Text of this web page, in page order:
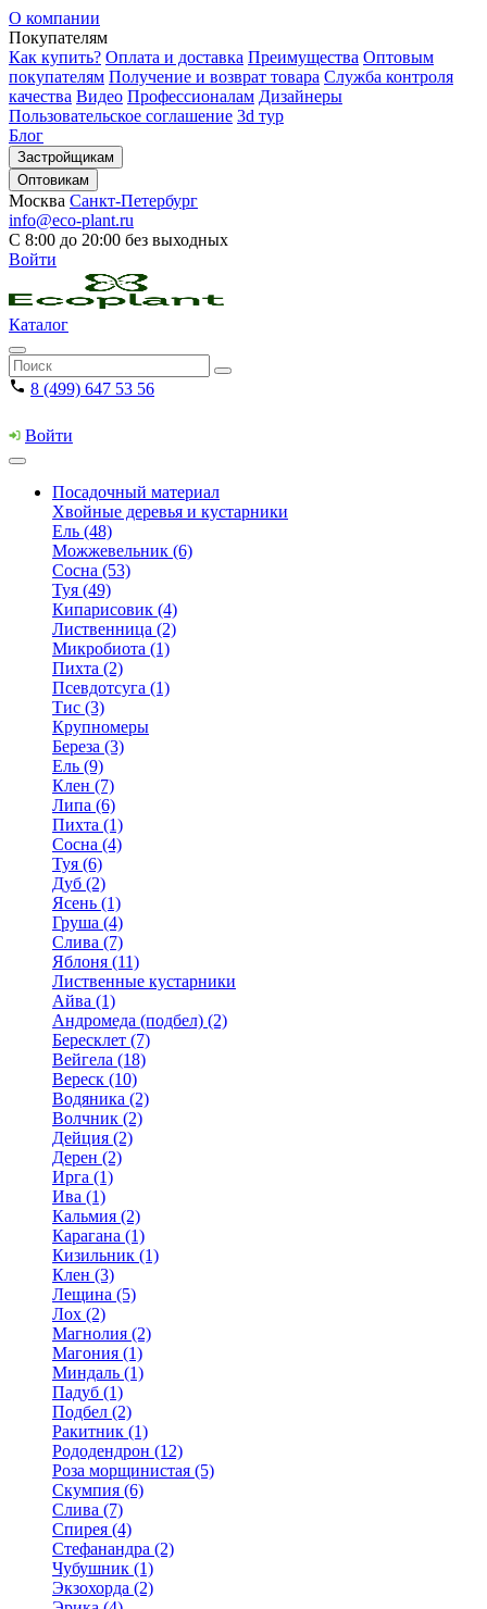
О компании
Покупателям
Как купить? Оплата и доставка Преимущества Оптовым
покупателям Получение и возврат товара Служба контроля
качества Видео Профессионалам Дизайнеры
Пользовательское соглашение 3d тур
Блог
Застройщикам
Оптовикам
Москва Санкт-Петербург
info@eco-plant.ru
С 8:00 до 20:00 без выходных
Войти
Каталог
8 (499) 647 53 56
Войти
Посадочный материал
Хвойные деревья и кустарники
Ель (48)
Можжевельник (6)
Сосна (53)
Туя (49)
Кипарисовик (4)
Лиственница (2)
Микробиота (1)
Пихта (2)
Псевдотсуга (1)
Тис (3)
Крупномеры
Береза (3)
Ель (9)
Клен (7)
Липа (6)
Пихта (1)
Сосна (4)
Туя (6)
Дуб (2)
Ясень (1)
Груша (4)
Слива (7)
Яблоня (11)
Лиственные кустарники
Айва (1)
Андромеда (подбел) (2)
Бересклет (7)
Вейгела (18)
Вереск (10)
Водяника (2)
Волчник (2)
Дейция (2)
Дерен (2)
Ирга (1)
Ива (1)
Кальмия (2)
Карагана (1)
Кизильник (1)
Клен (3)
Лещина (5)
Лох (2)
Магнолия (2)
Магония (1)
Миндаль (1)
Падуб (1)
Подбел (2)
Ракитник (1)
Рододендрон (12)
Роза морщинистая (5)
Скумпия (6)
Слива (7)
Спирея (4)
Стефанандра (2)
Чубушник (1)
Экзохорда (2)